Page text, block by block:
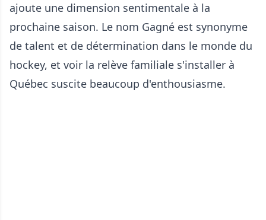
ajoute une dimension sentimentale à la
prochaine saison. Le nom Gagné est synonyme
de talent et de détermination dans le monde du
hockey, et voir la relève familiale s'installer à
Québec suscite beaucoup d'enthousiasme.